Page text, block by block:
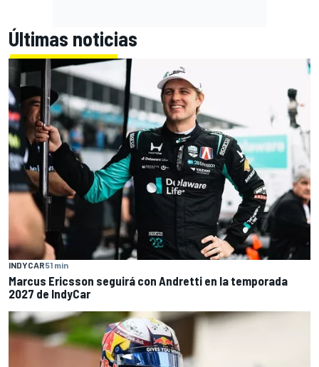
Últimas noticias
INDYCAR51 min
Marcus Ericsson seguirá con Andretti en la temporada
2027 de IndyCar